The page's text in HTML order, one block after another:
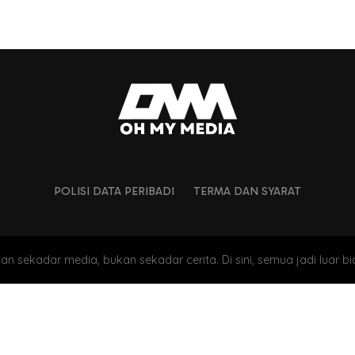
POLISI DATA PERIBADI TERMA DAN SYARAT
sekadar media, bukan sekadar cerita. Di sini, semua jadi luar